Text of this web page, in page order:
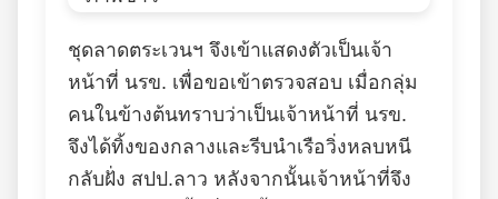
ชุดลาดตระเวนฯ จึงเข้าแสดงตัวเป็นเจ้า
หน้าที่ นรข. เพื่อขอเข้าตรวจสอบ เมื่อกลุ่ม
คนในข้างต้นทราบว่าเป็นเจ้าหน้าที่ นรข.
จึงได้ทิ้งของกลางและรีบนำเรือวิ่งหลบหนี
กลับฝั่ง สปป.ลาว หลังจากนั้นเจ้าหน้าที่จึง